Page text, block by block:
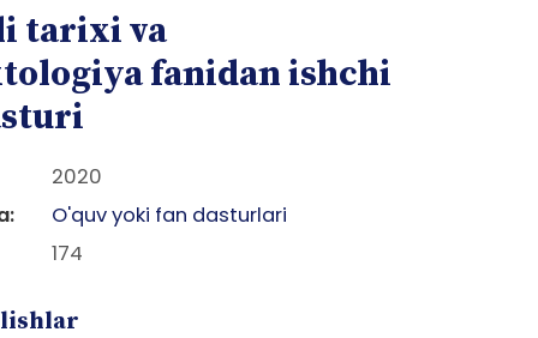
tarixi va
fanidan ishchi
2020
O'quv yoki fan dasturlari
174